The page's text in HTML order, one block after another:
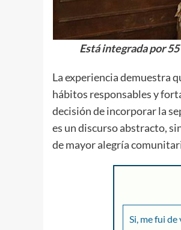
Está integrada por
La experiencia demuestra
hábitos responsables y
decisión de incorporar la
es un discurso abstracto,
de mayor alegría
Si, me fui